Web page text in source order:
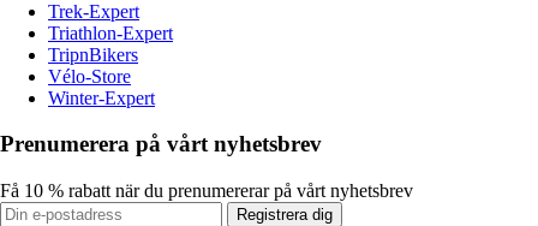
Trek-Expert
Triathlon-Expert
TripnBikers
Vélo-Store
Winter-Expert
Prenumerera på vårt nyhetsbrev
Få 10 % rabatt när du prenumererar på vårt nyhetsbrev
Registrera dig